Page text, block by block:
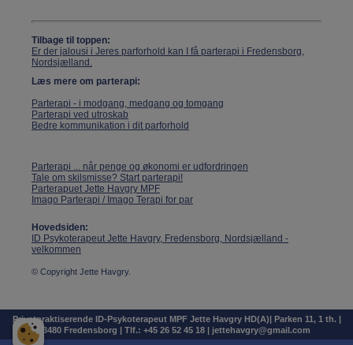
Tilbage til toppen:
Er der jalousi i Jeres parforhold kan I få parterapi i Fredensborg,
Nordsjælland.
Læs mere om parterapi:
Parterapi - i modgang, medgang og tomgang
Parterapi ved utroskab
Bedre kommunikation i dit parforhold
Parterapi ... når penge og økonomi er udfordringen
Tale om skilsmisse? Start parterapi!
Parterapuet Jette Havgry MPF
Imago Parterapi / Imago Terapi for par
Hovedsiden:
ID Psykoterapeut Jette Havgry, Fredensborg, Nordsjælland -
velkommen
© Copyright Jette Havgry.
Privatpraktiserende ID-Psykoterapeut MPF Jette Havgry HD(A)| Parken 11, 1 th. |
3480 Fredensborg | Tlf.: +45 26 52 45 18 | jettehavgry@gmail.com